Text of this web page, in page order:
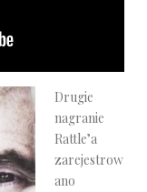
Drugie
nagranie
Rattle’a
zarejestrow
ano